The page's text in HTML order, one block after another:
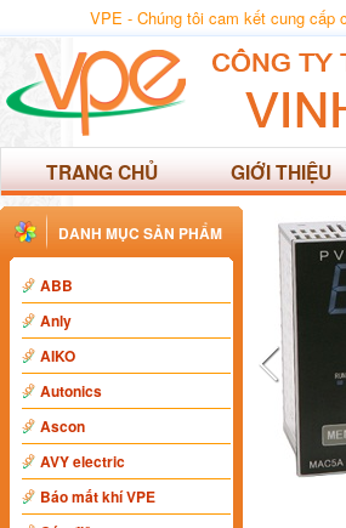
VPE - Chúng tôi cam kết cung cấp
TRANG CHỦ GIỚI THIỆU
DANH MỤC SẢN PHẨM
ABB
Anly
AIKO
Autonics
Ascon
AVY electric
Báo mất khí VPE